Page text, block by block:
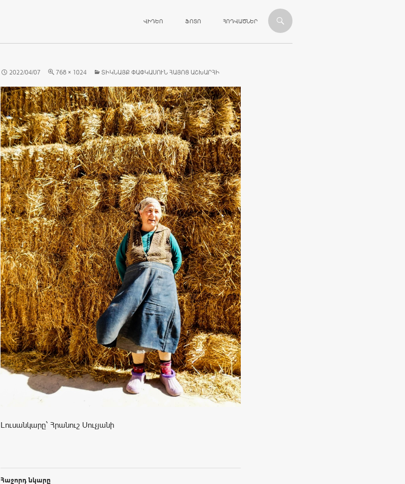
ՎԻԴԵՈ ՖՈՏՈ ՀՈԴՎԱԾՆԵՐ
2022/04/07 768 × 1024 ՏԻԿՆԱՅՔ ՓԱՓԿԱՍՈՒՆ ՀԱՅՈՑ ԱՇԽԱՐՀԻ
Լուսանկարը` Հրանուշ Սուչյանի
Հաջորդ նկարը